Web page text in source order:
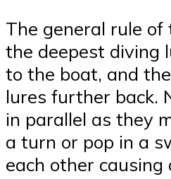
The general rule
the deepest diving
to the boat, and
lures further back.
in parallel as they
a turn or pop in a
each other causing